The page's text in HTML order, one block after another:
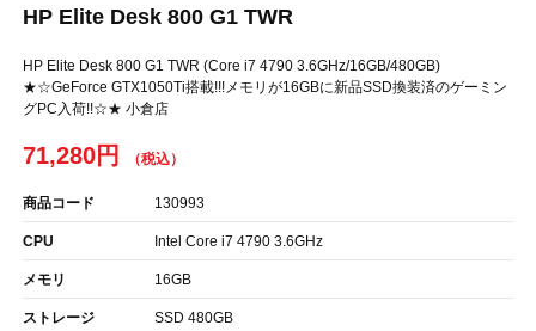
HP Elite Desk 800 G1 TWR
HP Elite Desk 800 G1 TWR (Core i7 4790 3.6GHz/16GB/480GB)
★☆GeForce GTX1050Ti搭載!!!メモリが16GBに新品SSD換装済のゲーミン
グPC入荷!!☆★ 小倉店
71,280円
商品コード 130993
CPU Intel Core i7 4790 3.6GHz
メモリ 16GB
ストレージ SSD 480GB